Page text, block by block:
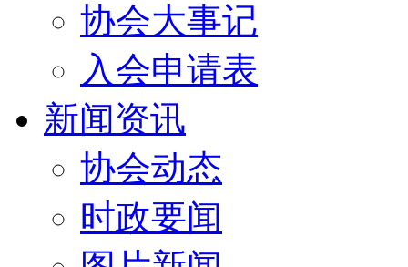
协会大事记
入会申请表
新闻资讯
协会动态
时政要闻